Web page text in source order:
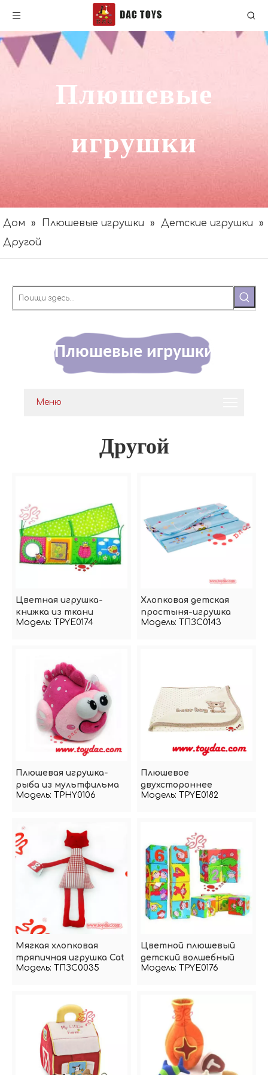
Плюшевые
игрушки
Дом » Плюшевые игрушки » Детские игрушки
»
Другой
Плюшевые игрушки
Меню
Другой
Цветная игрушка-
книжка из ткани
Модель: TPYE0174
Хлопковая детская
простыня-игрушка
Модель: ТПЗС0143
Плюшевая игрушка-
рыба из мультфильма
Модель: TPHY0106
Плюшевое
двухстороннее
детское одеяло
Модель: TPYE0182
Мягкая хлопковая
тряпичная игрушка Cat
Модель: ТПЗС0035
Цветной плюшевый
детский волшебный
кубик
Модель: TPYE0176